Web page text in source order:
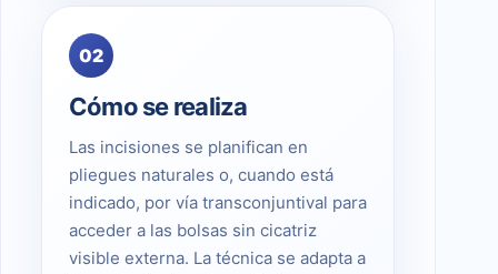
02
Cómo se realiza
Las incisiones se planifican en
pliegues naturales o, cuando está
indicado, por vía transconjuntival para
acceder a las bolsas sin cicatriz
visible externa. La técnica se adapta a